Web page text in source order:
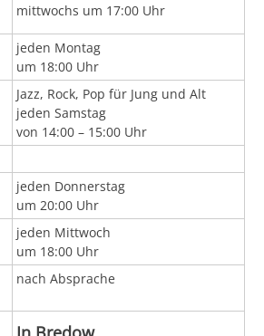
mittwochs um 17:00 Uhr
jeden Montag
um 18:00 Uhr
Jazz, Rock, Pop für Jung und Alt
jeden Samstag
von 14:00 – 15:00 Uhr
jeden Donnerstag
um 20:00 Uhr
jeden Mittwoch
um 18:00 Uhr
nach Absprache